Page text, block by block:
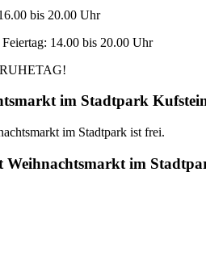
bis 20.00 Uhr
Feiertag: 14.00 bis 20.00 Uhr
im Stadtpark
im Stadtpark ist frei.
Weihnachtsmarkt im